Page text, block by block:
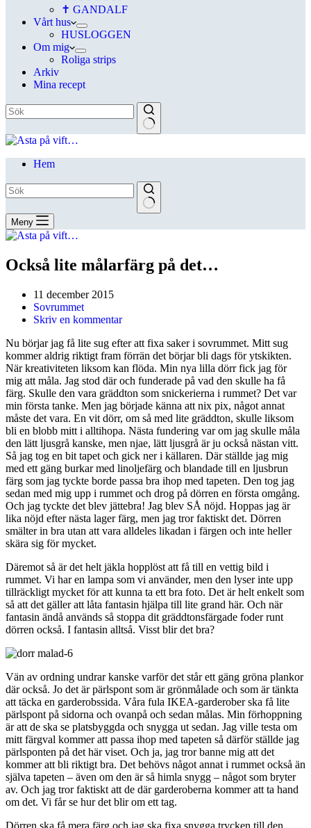
✝ GANDALF
Vårt hus
HUSLOGGEN
Om mig
Roliga strips
Arkiv
Mina recept
Hem
Meny
Också lite målarfärg på det…
11 december 2015
Sovrummet
Skriv en kommentar
Nu börjar jag få lite sug efter att fixa saker i sovrummet. Mitt sug
kommer aldrig riktigt fram förrän det börjar bli dags för ytskikten.
När kreativiteten liksom kan flöda. Min nya lilla dörr fick jag för
mig att måla. Jag stod där och funderade på vad den skulle ha få
färg. Skulle den vara gräddton som snickerierna i rummet? Det var
min första tanke. Men jag började känna att nix pix, något annat
måste det vara. En vit dörr, om så med lite gräddton, skulle liksom
bli en blobb mitt i alltihopa. Nästa fundering var om jag skulle måla
den lätt ljusgrå kanske, men njae, lätt ljusgrå är ju också nästan vitt.
Så jag tog en bit tapet och gick ner i källaren. Där ställde jag mig
med ett gäng burkar med linoljefärg och blandade till en ljusbrun
färg som jag tyckte borde passa bra ihop med tapeten. Den tog jag
sedan med mig upp i rummet och drog på dörren en första omgång.
Och jag tyckte det blev jättebra! Jag blev SÅ nöjd. Hoppas jag är
lika nöjd efter nästa lager färg, men jag tror faktiskt det. Dörren
smälter in bra utan att vara alldeles likadan i färgen och inte heller
skära sig för mycket.
Däremot så är det helt jäkla hopplöst att få till en vettig bild i
rummet. Vi har en lampa som vi använder, men den lyser inte upp
tillräckligt mycket för att kunna ta ett bra foto. Det är helt enkelt som
så att det gäller att låta fantasin hjälpa till lite grand här. Och när
fantasin ändå används så stoppa dit gräddtonsfärgade foder runt
dörren också. I fantasin alltså. Visst blir det bra?
Vän av ordning undrar kanske varför det står ett gäng gröna plankor
där också. Jo det är pärlspont som är grönmålade och som är tänkta
att täcka en garderobssida. Våra fula IKEA-garderober ska få lite
pärlspont på sidorna och ovanpå och sedan målas. Min förhoppning
är att de ska se platsbyggda och snygga ut sedan. Jag ville testa om
mitt färgval kommer att passa ihop med tapeten så därför ställde jag
pärlsponten på det här viset. Och ja, jag tror banne mig att det
kommer att bli riktigt bra. Det behövs något annat i rummet också än
själva tapeten – även om den är så himla snygg – något som bryter
av. Och jag tror faktiskt att de där garderoberna kommer att ta hand
om det. Vi får se hur det blir om ett tag.
Dörren ska få mera färg och jag ska fixa snygga trycken till den